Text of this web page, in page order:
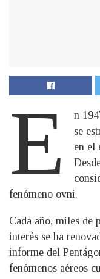
E
n
se
en el
fenómeno ovni.
Cada año, miles de
interés se ha
informe del
fenómenos aéreos